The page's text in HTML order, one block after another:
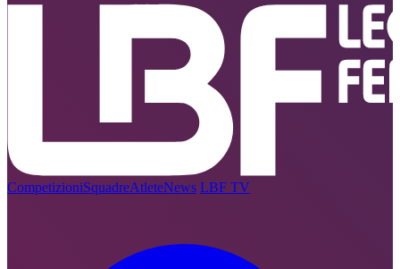
CompetizioniSquadreAtleteNews LBF TV